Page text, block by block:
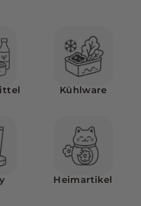
Kühlware
Heimartikel